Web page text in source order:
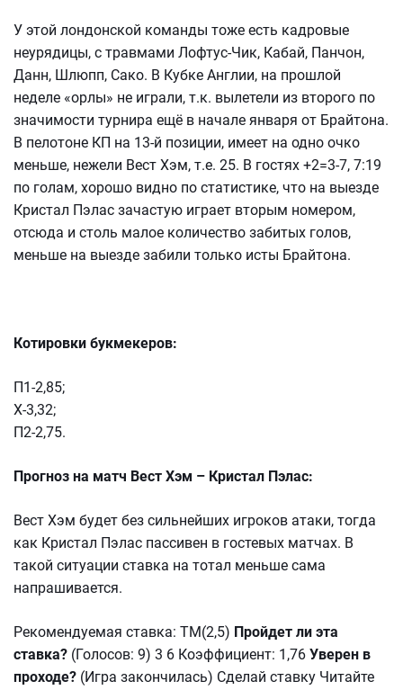
У этой лондонской команды тоже есть кадровые
неурядицы, с травмами Лофтус-Чик, Кабай, Панчон,
Данн, Шлюпп, Сако. В Кубке Англии, на прошлой
неделе «орлы» не играли, т.к. вылетели из второго по
значимости турнира ещё в начале января от Брайтона.
В пелотоне КП на 13-й позиции, имеет на одно очко
меньше, нежели Вест Хэм, т.е. 25. В гостях +2=3-7, 7:19
по голам, хорошо видно по статистике, что на выезде
Кристал Пэлас зачастую играет вторым номером,
отсюда и столь малое количество забитых голов,
меньше на выезде забили только исты Брайтона.
Котировки букмекеров:
П1-2,85;
Х-3,32;
П2-2,75.
Прогноз на матч Вест Хэм – Кристал Пэлас:
Вест Хэм будет без сильнейших игроков атаки, тогда
как Кристал Пэлас пассивен в гостевых матчах. В
такой ситуации ставка на тотал меньше сама
напрашивается.
Рекомендуемая ставка: ТМ(2,5) Пройдет ли эта
ставка? (Голосов: 9) 3 6 Коэффициент: 1,76 Уверен в
проходе? (Игра закончилась) Сделай ставку Читайте